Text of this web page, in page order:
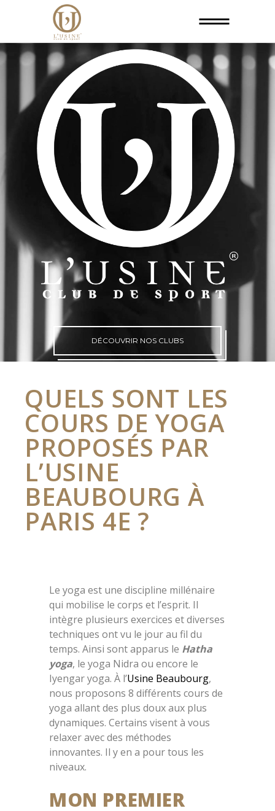
DÉCOUVRIR NOS CLUBS
QUELS SONT LES
COURS DE YOGA
PROPOSÉS PAR
L’USINE
BEAUBOURG À
PARIS 4E ?
Le yoga est une discipline millénaire
qui mobilise le corps et l’esprit. Il
intègre plusieurs exercices et diverses
techniques ont vu le jour au fil du
temps. Ainsi sont apparus le Hatha
yoga, le yoga Nidra ou encore le
Iyengar yoga. À l’Usine Beaubourg,
nous proposons 8 différents cours de
yoga allant des plus doux aux plus
dynamiques. Certains visent à vous
relaxer avec des méthodes
innovantes. Il y en a pour tous les
niveaux.
MON PREMIER